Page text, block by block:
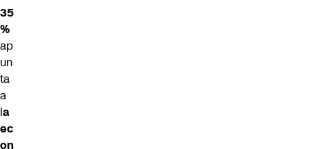
35
%
ap
un
ta
a
la
ec
on